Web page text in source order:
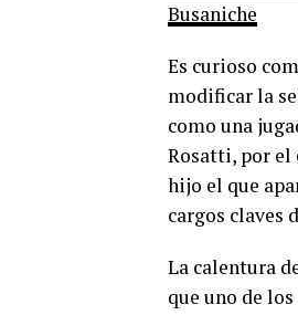
Busaniche
Es curioso
modificar la
como una
Rosatti, por el
hijo el que
cargos claves
La calentura
que uno de